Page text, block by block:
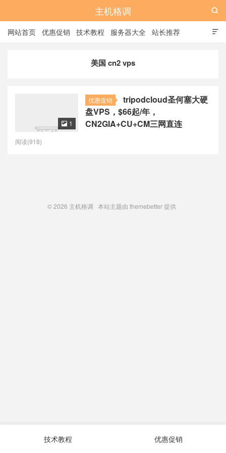
主机格调

网站首页 优惠促销 技术教程 服务器大全 站长推荐

美国 cn2 vps
优惠促销
tripodcloud圣何塞大硬
盘VPS，$66起/年，
CN2GIA+CU+CM三网直连
 1
阅读(918)
© 2026 主机格调 本站主题由 themebetter提供
技术教程 优惠促销